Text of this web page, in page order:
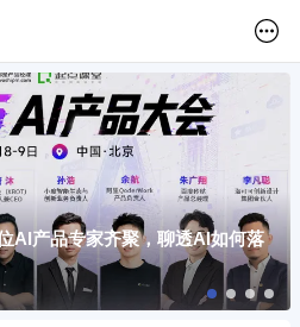
产品专家齐聚，聊透AI如何落